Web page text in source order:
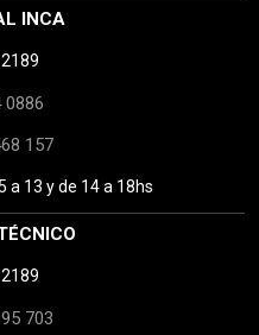
INCA
0886
157
a 13 y de 14 a 18hs
703